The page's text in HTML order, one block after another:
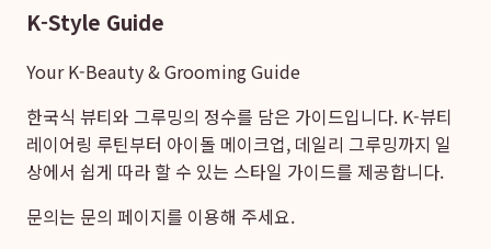
K-Style Guide
Your K-Beauty & Grooming Guide
한국식 뷰티와 그루밍의 정수를 담은 가이드입니다. K-뷰티
레이어링 루틴부터 아이돌 메이크업, 데일리 그루밍까지 일
상에서 쉽게 따라 할 수 있는 스타일 가이드를 제공합니다.
문의는 문의 페이지를 이용해 주세요.